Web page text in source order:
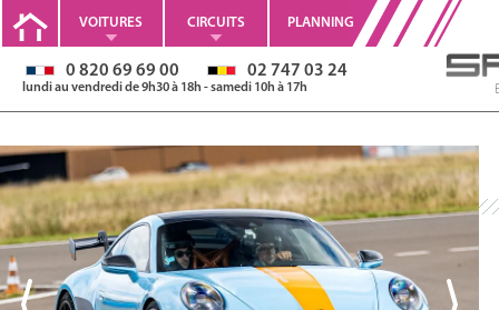
VOITURES CIRCUITS PLANNING
0 820 69 69 00 02 747 03 24
lundi au vendredi de 9h30 à 18h - samedi 10h à 17h